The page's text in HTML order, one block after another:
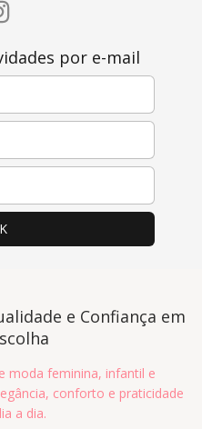
por e-mail
e Confiança em
moda feminina, infantil e
conforto e praticidade
a dia.